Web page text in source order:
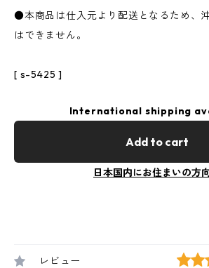
●本商品は仕入元より配送となるため、
はできません。
[ s-5425 ]
International shipping
Add to cart
日本国内にお住まいの方
レビュー